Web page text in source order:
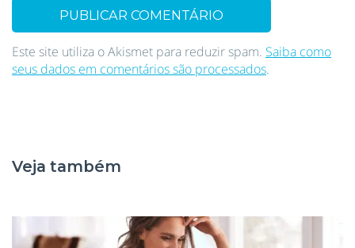
Este site utiliza o Akismet para reduzir spam. Saiba como
seus dados em comentários são processados.
Veja também